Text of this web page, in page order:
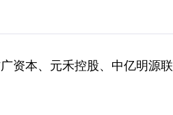
资本、元禾控股、中亿明源联